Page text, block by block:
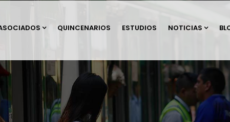
QUINCENARIOS ESTUDIOS NOTICIAS